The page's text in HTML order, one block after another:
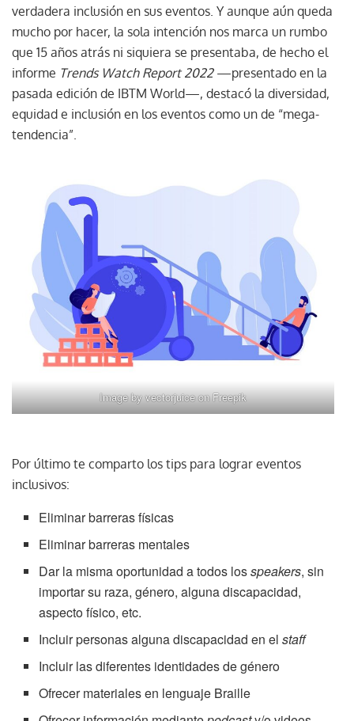
verdadera inclusión en sus eventos. Y aunque aún queda
mucho por hacer, la sola intención nos marca un rumbo
que 15 años atrás ni siquiera se presentaba, de hecho el
informe Trends Watch Report 2022—presentado en la
pasada edición de IBTM World—, destacó la diversidad,
equidad e inclusión en los eventos como un de “mega-
tendencia”.
Image by vectorjuiceon Freepik
Por último te comparto los tips para lograr eventos
inclusivos:
Eliminar barreras físicas
Eliminar barreras mentales
Dar la misma oportunidad a todos losspeakers, sin
importar su raza, género, alguna discapacidad,
aspecto físico, etc.
Incluir personas alguna discapacidad en elstaff
Incluir las diferentes identidades de género
Ofrecer materiales en lenguaje Braille